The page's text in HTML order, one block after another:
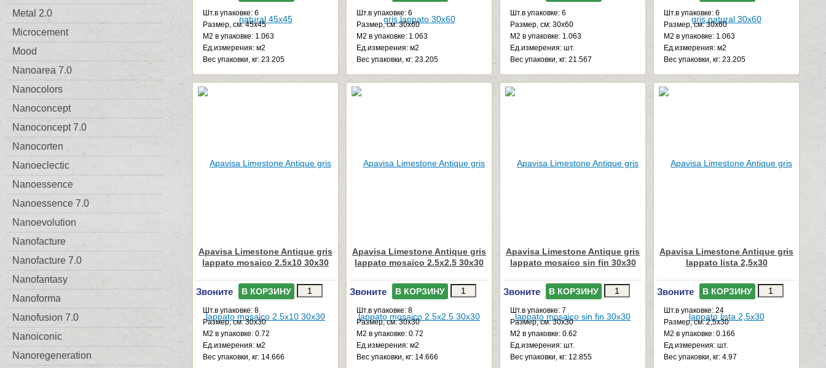
Metal 2.0
Microcement
Mood
Nanoarea 7.0
Nanocolors
Nanoconcept
Nanoconcept 7.0
Nanocorten
Nanoeclectic
Nanoessence
Nanoessence 7.0
Nanoevolution
Nanofacture
Nanofacture 7.0
Nanofantasy
Nanoforma
Nanofusion 7.0
Nanoiconic
Nanoregeneration
Шт.в упаковке: 6
Размер, см: 45x45
М2 в упаковке: 1.063
Ед.измерения: м2
Веc упаковки, кг: 23.205
Шт.в упаковке: 6
Размер, см: 30x60
М2 в упаковке: 1.063
Ед.измерения: м2
Веc упаковки, кг: 23.205
Шт.в упаковке: 6
Размер, см: 30x60
М2 в упаковке: 1.063
Ед.измерения: шт.
Веc упаковки, кг: 21.567
Шт.в упаковке: 6
Размер, см: 30x60
М2 в упаковке: 1.063
Ед.измерения: м2
Веc упаковки, кг: 23.205
Apavisa Limestone Antique gris
lappato mosaico 2.5x10 30x30
Звоните В КОРЗИНУ
Шт.в упаковке: 8
Размер, см: 30x30
М2 в упаковке: 0.72
Ед.измерения: м2
Веc упаковки, кг: 14.666
Apavisa Limestone Antique gris
lappato mosaico 2.5x2.5 30x30
Звоните В КОРЗИНУ
Шт.в упаковке: 8
Размер, см: 30x30
М2 в упаковке: 0.72
Ед.измерения: м2
Веc упаковки, кг: 14.666
Apavisa Limestone Antique gris
lappato mosaico sin fin 30x30
Звоните В КОРЗИНУ
Шт.в упаковке: 7
Размер, см: 30x30
М2 в упаковке: 0.62
Ед.измерения: шт.
Веc упаковки, кг: 12.855
Apavisa Limestone Antique gris
lappato lista 2,5x30
Звоните В КОРЗИНУ
Шт.в упаковке: 24
Размер, см: 2,5x30
М2 в упаковке: 0.166
Ед.измерения: шт.
Веc упаковки, кг: 4.97